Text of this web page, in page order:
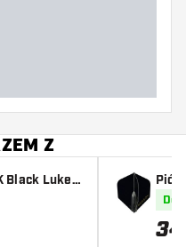
Z
Black Luke L
34